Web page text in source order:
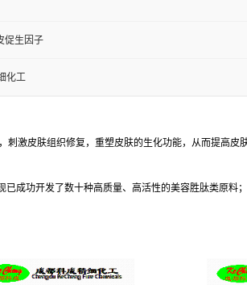
促生因子
化工
激皮肤组织修复，重塑皮肤的生化功能，从而提高
成功开发了数十种高质量、高活性的美容胜肽类原料